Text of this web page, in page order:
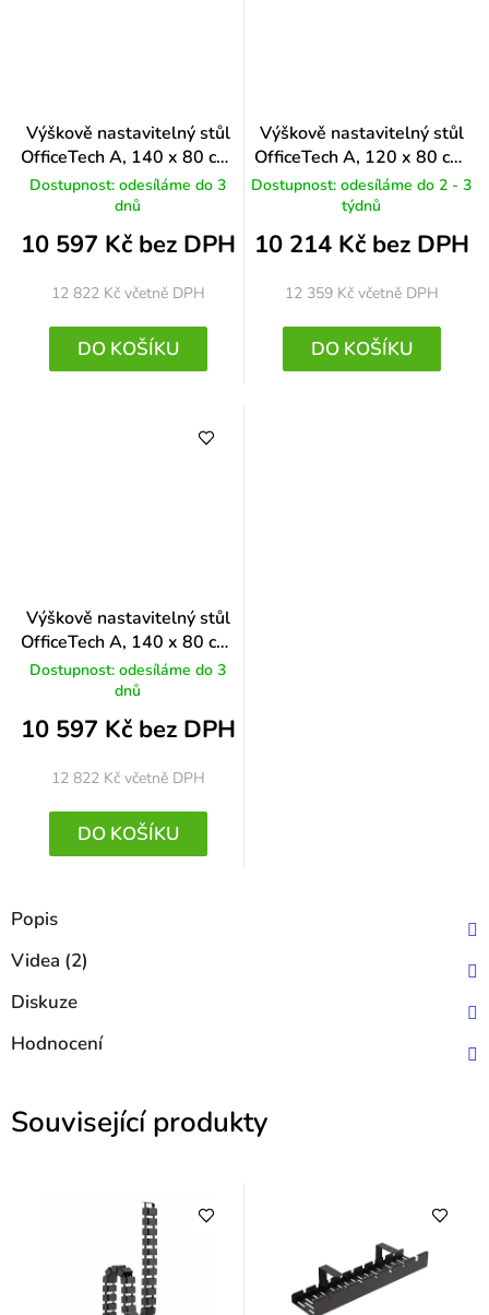
Výškově nastavitelný stůl
OfficeTech A, 140 x 80 cm,
černá podnož, třešeň
Dostupnost: odesíláme do 3
dnů
10 597 Kč bez DPH
12 822 Kč včetně DPH
DO KOŠÍKU
Výškově nastavitelný stůl
OfficeTech A, 120 x 80 cm,
černá podnož, ořech
Dostupnost: odesíláme do 2 - 3
týdnů
10 214 Kč bez DPH
12 359 Kč včetně DPH
DO KOŠÍKU
Výškově nastavitelný stůl
OfficeTech A, 140 x 80 cm,
bílá podnož, světle šedá
Dostupnost: odesíláme do 3
dnů
10 597 Kč bez DPH
12 822 Kč včetně DPH
DO KOŠÍKU
Popis
Videa (2)
Diskuze
Hodnocení
Související produkty